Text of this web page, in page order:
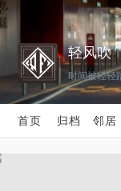
轻风吹
时间被轻轻
首页 归档 邻居